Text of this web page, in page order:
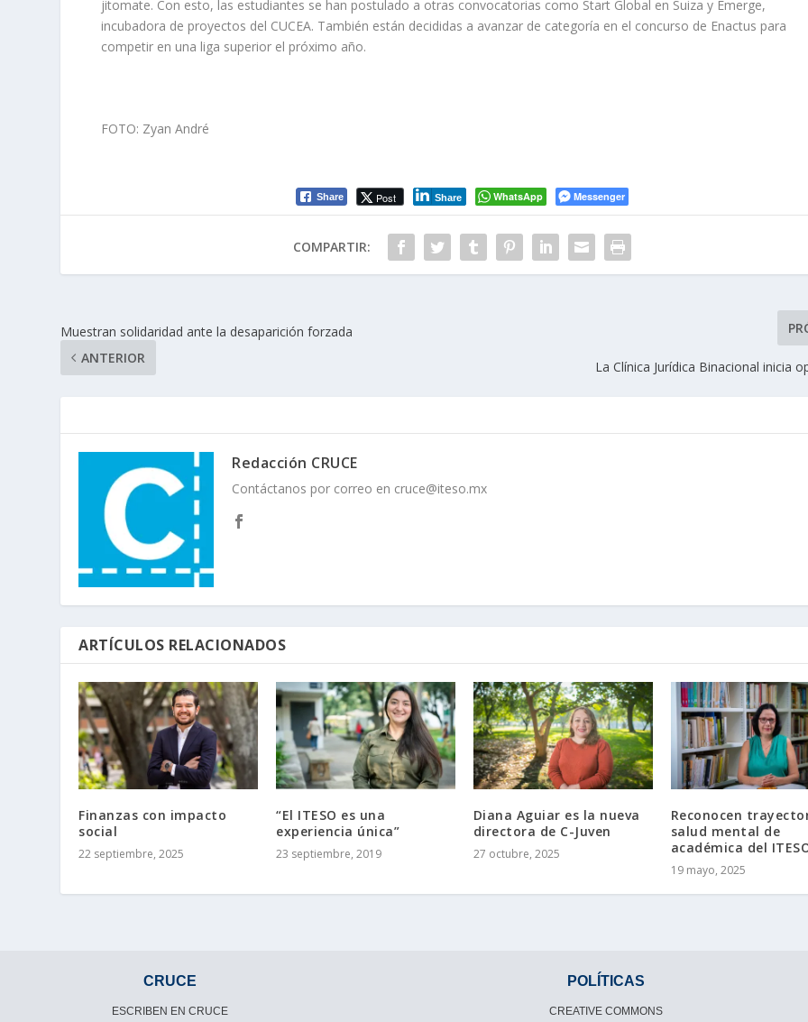
jitomate. Con esto, las estudiantes se han postulado a otras convocatorias como Start Global en Suiza y Emerge,
incubadora de proyectos del CUCEA. También están decididas a avanzar de categoría en el concurso de Enactus para
competir en una liga superior el próximo año.
FOTO: Zyan André
Share Post Share WhatsApp Messenger
COMPARTIR:
Muestran solidaridad ante la desaparición forzada
ANTERIOR
La Clínica Jurídica Binacional inicia
Redacción CRUCE
Contáctanos por correo en cruce@iteso.mx
ARTÍCULOS RELACIONADOS
Finanzas con impacto
social
22 septiembre, 2025
“El ITESO es una
experiencia única”
23 septiembre, 2019
Diana Aguiar es la nueva
directora de C-Juven
27 octubre, 2025
Reconocen
salud mental de
académica del
19 mayo, 2025
CRUCE
ESCRIBEN EN CRUCE
POLÍTICAS
CREATIVE COMMONS